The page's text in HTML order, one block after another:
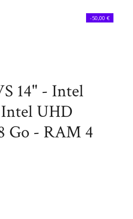
E410MA-BV2349WS 14" - Intel Celeron
-50,00 €
14" - Intel
Intel UHD
Go - RAM 4